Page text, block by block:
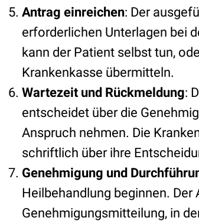
Antrag einreichen: Der
erforderlichen Unterlagen bei
kann der Patient selbst tun,
Krankenkasse übermitteln.
Wartezeit und Rückmeldung:
entscheidet über die
Anspruch nehmen. Die
schriftlich über ihre
Genehmigung und
Heilbehandlung beginnen. Der
Genehmigungsmitteilung, in